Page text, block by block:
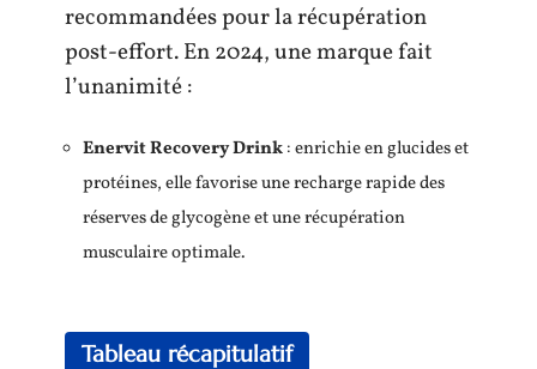
recommandées pour la récupération
post-effort. En 2024, une marque fait
l’unanimité :
Enervit Recovery Drink: enrichie en glucides et
protéines, elle favorise une recharge rapide des
réserves de glycogène et une récupération
musculaire optimale.
Tableau récapitulatif